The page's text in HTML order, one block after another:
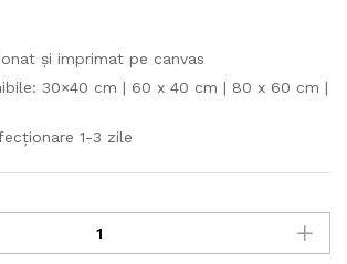
și imprimat pe canvas
30×40 cm | 60 x 40 cm | 80 x 60 cm |
1-3 zile